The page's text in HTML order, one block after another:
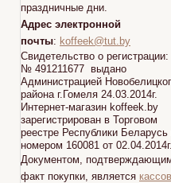
праздничные дни.
Адрес электронной
почты: koffeek@tut.by
Свидетельство о регистрации:
№ 491211677 выдано
Администрацией
района г.Гомеля 24.03.2014г.
Интернет-магазин koffeek.by
зарегистрирован в Торговом
реестре Республики Беларусь
номером 160081 от 02.04.2014г.
Документом,
факт покупки, является